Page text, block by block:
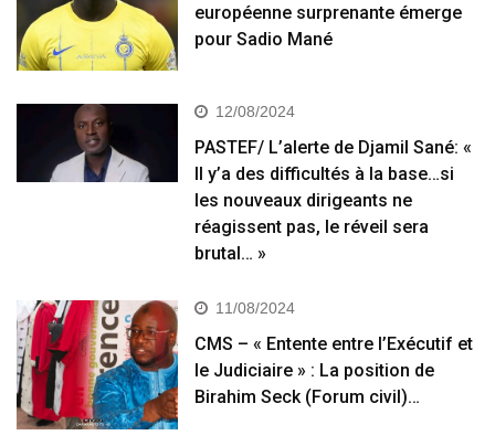
européenne surprenante émerge
pour Sadio Mané
12/08/2024
PASTEF/ L’alerte de Djamil Sané: «
Il y’a des difficultés à la base…si
les nouveaux dirigeants ne
réagissent pas, le réveil sera
brutal… »
11/08/2024
CMS – « Entente entre l’Exécutif et
le Judiciaire » : La position de
Birahim Seck (Forum civil)…